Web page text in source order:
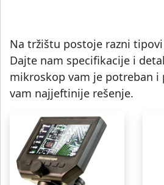
Na tržištu postoje razni
Dajte nam specifikacije i
mikroskop vam je potreban i
vam najjeftinije rešenje.